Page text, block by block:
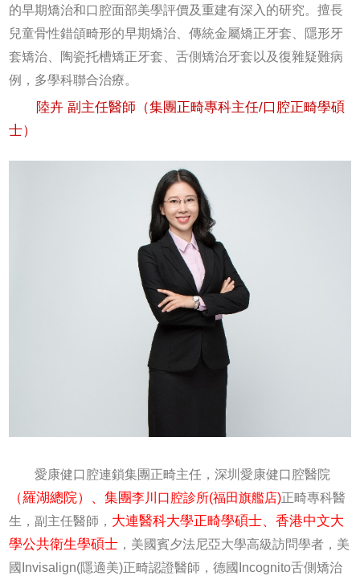
的早期矯治和口腔面部美學評價及重建有深入的研究。擅長
兒童骨性錯頜畸形的早期矯治、傳統金屬矯正牙套、隱形牙
套矯治、陶瓷托槽矯正牙套、舌側矯治牙套以及復雜疑難病
例，多學科聯合治療。
陸卉 副主任醫師（集團正畸專科主任/口腔正畸學碩
士）
愛康健口腔連鎖集團正畸主任，深圳愛康健口腔醫院
（羅湖總院）、集團李川口腔診所(福田旗艦店)正畸專科醫
生，副主任醫師， 大連醫科大學正畸學碩士、香港中文大
學公共衛生學碩士 ，美國賓夕法尼亞大學高級訪問學者，美
國Invisalign(隱適美)正畸認證醫師，德國Incognito舌側矯治